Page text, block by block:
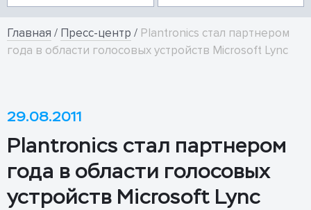
Главная / Пресс-центр / Plantronics стал партнером
года в области голосовых устройств Microsoft Lync
29.08.2011
Plantronics стал партнером
года в области голосовых
устройств Microsoft Lync